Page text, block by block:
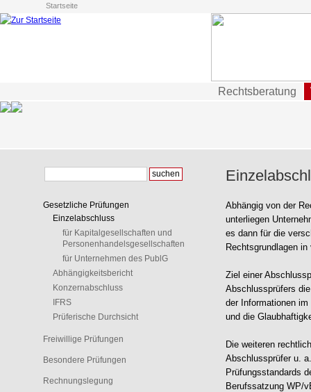
Startseite
Rechtsberatung
Gesetzliche Prüfungen
Einzelabschluss
für Kapitalgesellschaften und
Personenhandelsgesellschaften
für Unternehmen des PublG
Abhängigkeitsbericht
Konzernabschluss
IFRS
Prüferische Durchsicht
Freiwillige Prüfungen
Besondere Prüfungen
Rechnungslegung
Abhängig von der
unterliegen
es dann für die
Rechtsgrundlagen
Ziel einer
Abschlussprüfers
der Informationen
und die
Die weiteren
Abschlussprüfer u.
Prüfungsstandards
Berufssatzung WP/